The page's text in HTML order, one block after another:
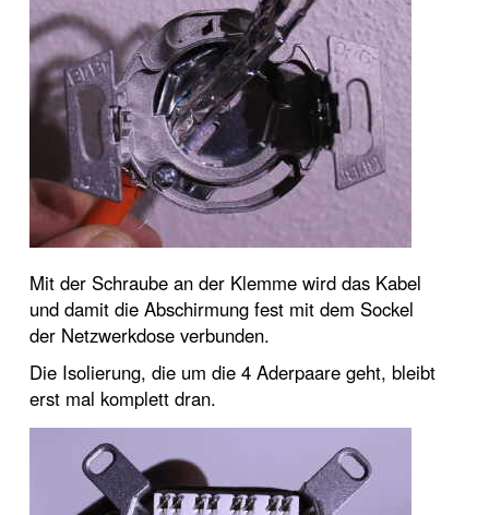
Mit der Schraube an der Klemme wird das Kabel
und damit die Abschirmung fest mit dem Sockel
der Netzwerkdose verbunden.
Die Isolierung, die um die 4 Aderpaare geht, bleibt
erst mal komplett dran.